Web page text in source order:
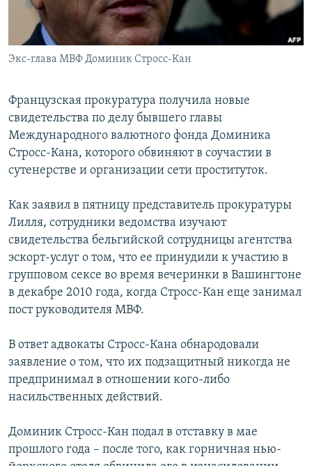
Экс-глава МВФ Доминик Стросс-Кан
Французская прокуратура получила новые
свидетельства по делу бывшего главы
Международного валютного фонда Доминика
Стросс-Кана, которого обвиняют в соучастии в
сутенерстве и организации сети проституток.
Как заявил в пятницу представитель прокуратуры
Лилля, сотрудники ведомства изучают
свидетельства бельгийской сотрудницы агентства
эскорт-услуг о том, что ее принудили к участию в
групповом сексе во время вечеринки в Вашингтоне
в декабре 2010 года, когда Стросс-Кан еще занимал
пост руководителя МВФ.
В ответ адвокаты Стросс-Кана обнародовали
заявление о том, что их подзащитный никогда не
предпринимал в отношении кого-либо
насильственных действий.
Доминик Стросс-Кан подал в отставку в мае
прошлого года – после того, как горничная нью-